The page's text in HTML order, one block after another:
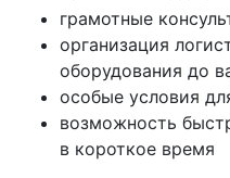
грамотные
организация
оборудования до
особые условия
возможность
в короткое время